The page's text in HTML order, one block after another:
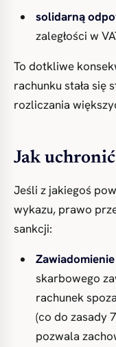
solidarną
zaległości w
To dotkliwe
rachunku stała się
rozliczania
Jak
Jeśli z jakiegoś
wykazu, prawo
sankcji:
skarbowego
rachunek
(co do zasady
pozwala